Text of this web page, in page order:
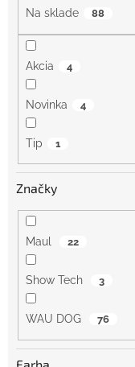
Na sklade 88
Akcia 4
Novinka 4
Tip 1
Značky
Maul 22
Show Tech 3
WAU DOG 76
Farba